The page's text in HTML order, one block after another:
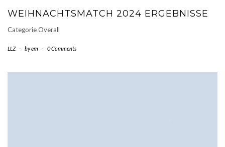
WEIHNACHTSMATCH 2024 ERGEBNISSE
Categorie Overall
LLZ - byem - 0 Comments